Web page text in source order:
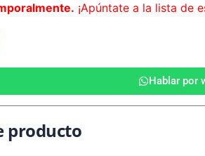
¡Apúntate a la lista de
Hablar por
producto